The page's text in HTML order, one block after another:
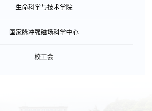
生命科学与技术学院
国家脉冲强磁场科学中心
校工会